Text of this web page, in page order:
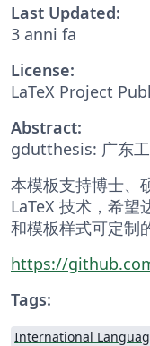
Last Updated:
3 anni fa
License:
LaTeX Project
Abstract:
gdutthesis: 广东
本模板支持博士、
LaTeX 技术，希望
和模板样式可定制
https://
Tags:
International